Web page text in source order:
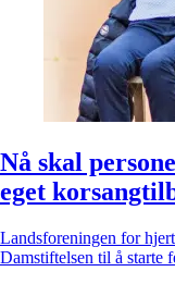
Nå skal
eget
Landsforeningen for
Damstiftelsen til å starte